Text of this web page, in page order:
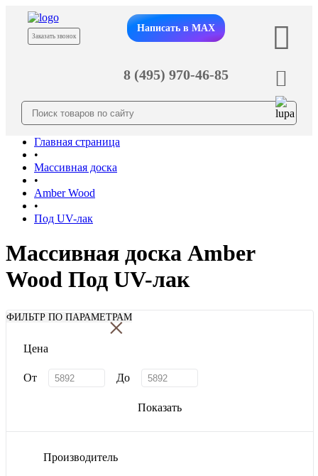
Заказать звонок
Написать в MAX
8 (495) 970-46-85
Главная страница
•
Массивная доска
•
Amber Wood
•
Под UV-лак
Массивная доска Amber
Wood Под UV-лак
ФИЛЬТР ПО ПАРАМЕТРАМ
×
Цена
От До
Показать
Производитель